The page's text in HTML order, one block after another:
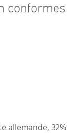
conformes